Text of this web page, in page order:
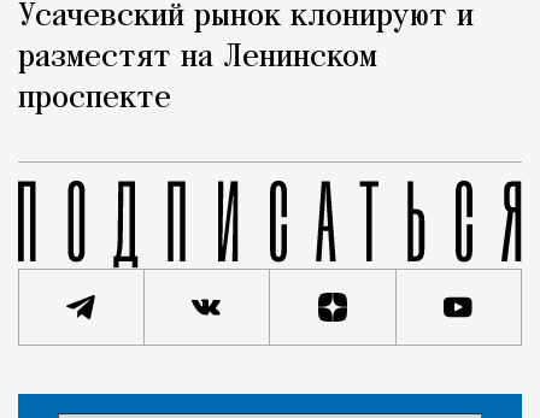
Усачевский рынок клонируют и
разместят на Ленинском
проспекте